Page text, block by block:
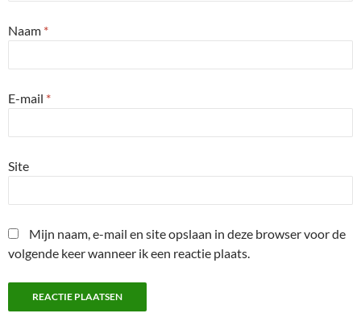
Naam *
E-mail *
Site
Mijn naam, e-mail en site opslaan in deze browser voor de
volgende keer wanneer ik een reactie plaats.